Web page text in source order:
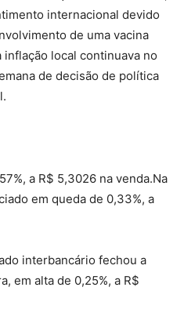
internacional devido
de uma vacina
local continuava no
de decisão de política
a R$ 5,3026 na venda.Na
em queda de 0,33%, a
interbancário fechou a
em alta de 0,25%, a R$